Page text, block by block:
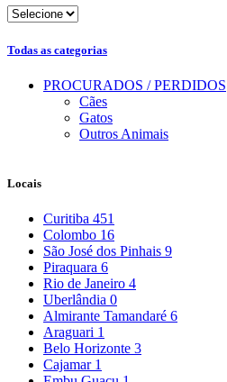
Todas as categorias
PROCURADOS / PERDIDOS
Cães
Gatos
Outros Animais
Locais
Curitiba 451
Colombo 16
São José dos Pinhais 9
Piraquara 6
Rio de Janeiro 4
Uberlândia 0
Almirante Tamandaré 6
Araguari 1
Belo Horizonte 3
Cajamar 1